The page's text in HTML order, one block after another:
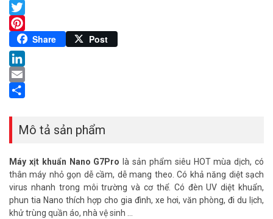
Facebook
Twitter
Pinterest
Share Post
LinkedIn
Email
Mô tả sản phẩm
Máy xịt khuẩn Nano G7Pro là sản phẩm siêu HOT mùa dịch, có
thân máy nhỏ gọn dễ cầm, dễ mang theo. Có khả năng diệt sạch
virus nhanh trong môi trường và cơ thể. Có đèn UV diệt khuẩn,
phun tia Nano thích hợp cho gia đình, xe hơi, văn phòng, đi du lịch,
khử trùng quần áo, nhà vệ sinh …